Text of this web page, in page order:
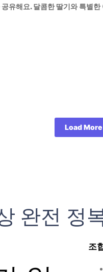
공유해요. 달콤한 딸기와 특별
Load More
완전 정
조